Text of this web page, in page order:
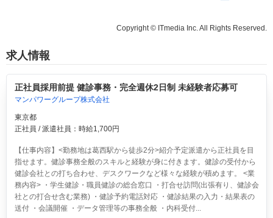
Copyright © ITmedia Inc. All Rights Reserved.
求人情報
正社員採用前提 健診事務・完全週休2日制 未経験者応募可
マンパワーグループ株式会社
東京都
正社員 / 派遣社員：時給1,700円
【仕事内容】<勤務地は葛西駅から徒歩2分>紹介予定派遣から正社員を目
指せます。健診事務全般のスキルと経験が身に付きます。健診の受付から
健診会社との打ち合わせ、デスクワークなど様々な経験が積めます。 <業
務内容> ・学生健診・職員健診の総合窓口 ・打合せ訪問(出張有り、健診会
社との打合せ含む業務) ・健診予約電話対応 ・健診結果の入力・結果表の
送付 ・会議開催 ・データ管理等の事務全般 ・内科受付...